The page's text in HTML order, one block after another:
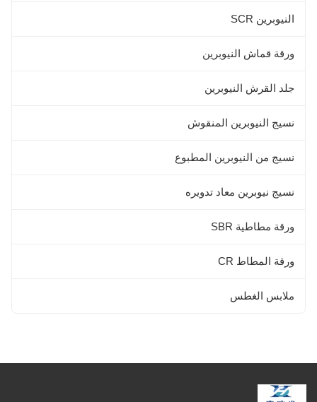
النيوبرين SCR
ورقة قماش النيوبرين
جلد القرش النيوبرين
نسيج النيوبرين المنقوش
نسيج من النيوبرين المطبوع
نسيج نيوبرين معاد تدويره
ورقة مطاطية SBR
ورقة المطاط CR
ملابس الغطس